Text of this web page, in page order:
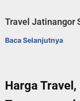
Travel Jatinangor
Baca Selanjutnya
Harga